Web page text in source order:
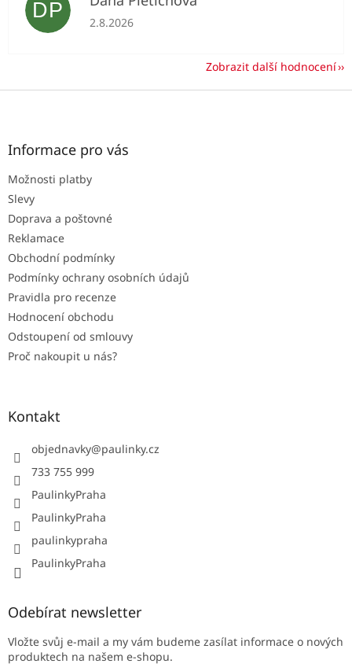
DP Hodnocení obchodu je 5 z 5 hvězdiček.
2.8.2026
Zobrazit další hodnocení
Z
Informace pro vás
Možnosti platby
Slevy
Doprava a poštovné
Reklamace
Obchodní podmínky
Podmínky ochrany osobních údajů
Pravidla pro recenze
Hodnocení obchodu
Odstoupení od smlouvy
Proč nakoupit u nás?
Kontakt
objednavky@paulinky.cz
733 755 999
PaulinkyPraha
PaulinkyPraha
paulinkypraha
PaulinkyPraha
Odebírat newsletter
Vložte svůj e-mail a my vám budeme zasílat informace o nových
produktech na našem e-shopu.